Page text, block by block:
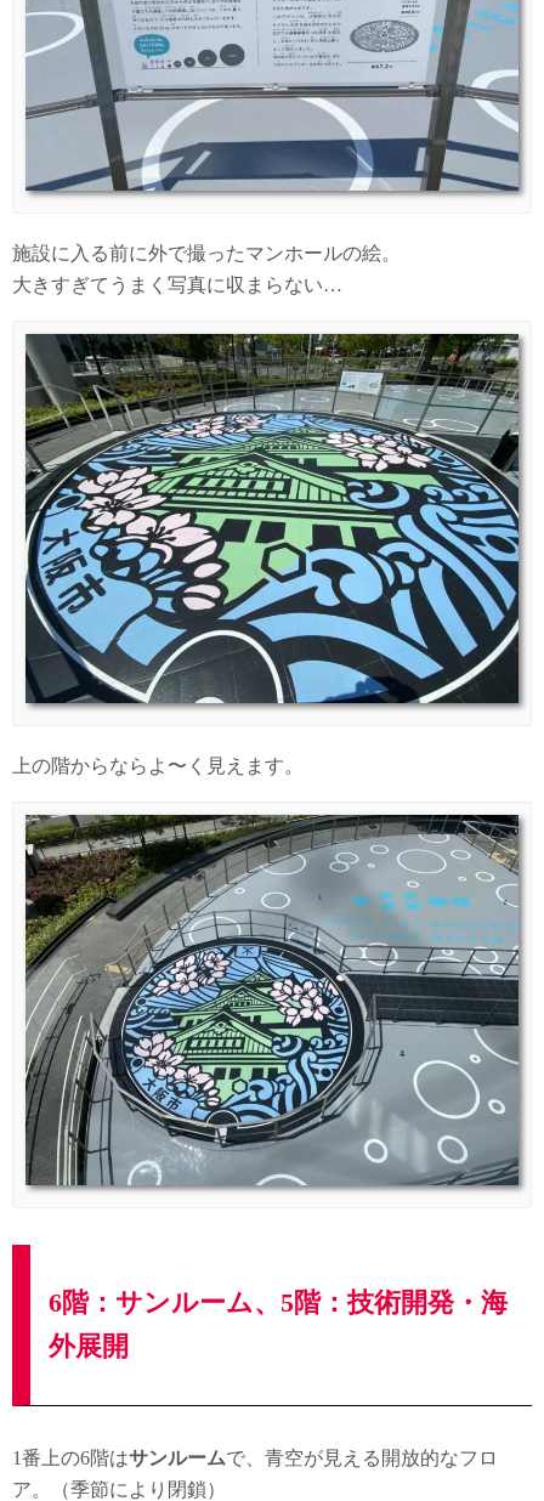
施設に入る前に外で撮ったマンホールの絵。
大きすぎてうまく写真に収まらない…
上の階からならよ〜く見えます。
6階：サンルーム、5階：技術開発・海
外展開
1番上の6階はサンルームで、青空が見える開放的なフロ
ア。（季節により閉鎖）